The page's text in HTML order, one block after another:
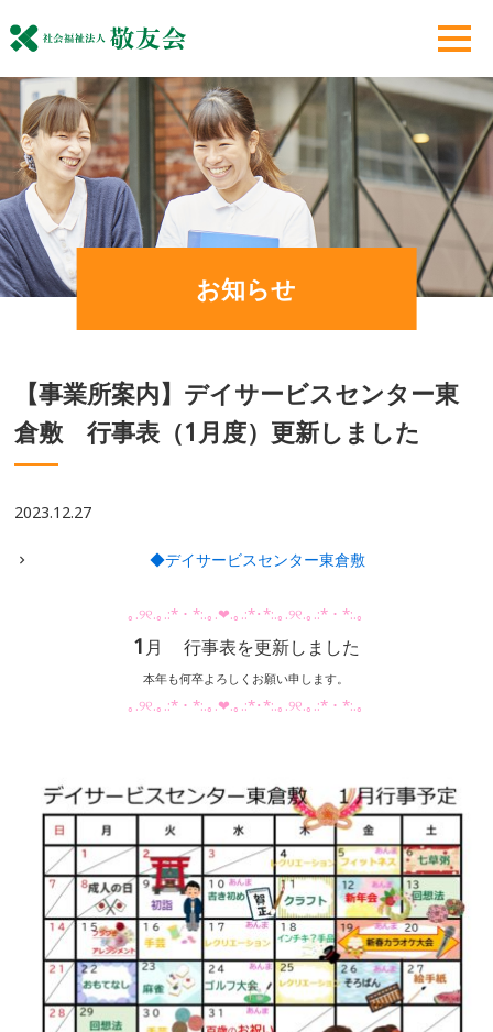
お知らせ
【事業所案内】デイサービスセンター東
倉敷 行事表（1月度）更新しました
2023.12.27
◆デイサービスセンター東倉敷
｡.୨୧.｡.:*・*:.｡.❤︎.｡.:*･*:.｡.୨୧.｡.:*・*:.｡
1 月 行事表を更新しました
本年も何卒よろしくお願い申します。
｡.୨୧.｡.:*・*:.｡.❤︎.｡.:*･*:.｡.୨୧.｡.:*・*:.｡